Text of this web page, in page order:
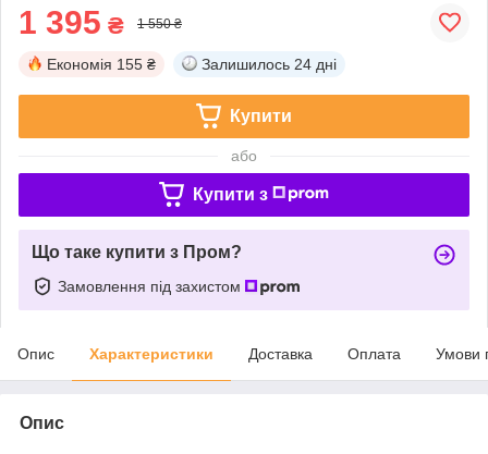
1 395 ₴ 1 550 ₴
Економія 155 ₴ Залишилось 24 дні
Купити
або
Купити з
Що таке купити з Пром?
Замовлення під захистом
Опис Характеристики Доставка Оплата Умови
Опис